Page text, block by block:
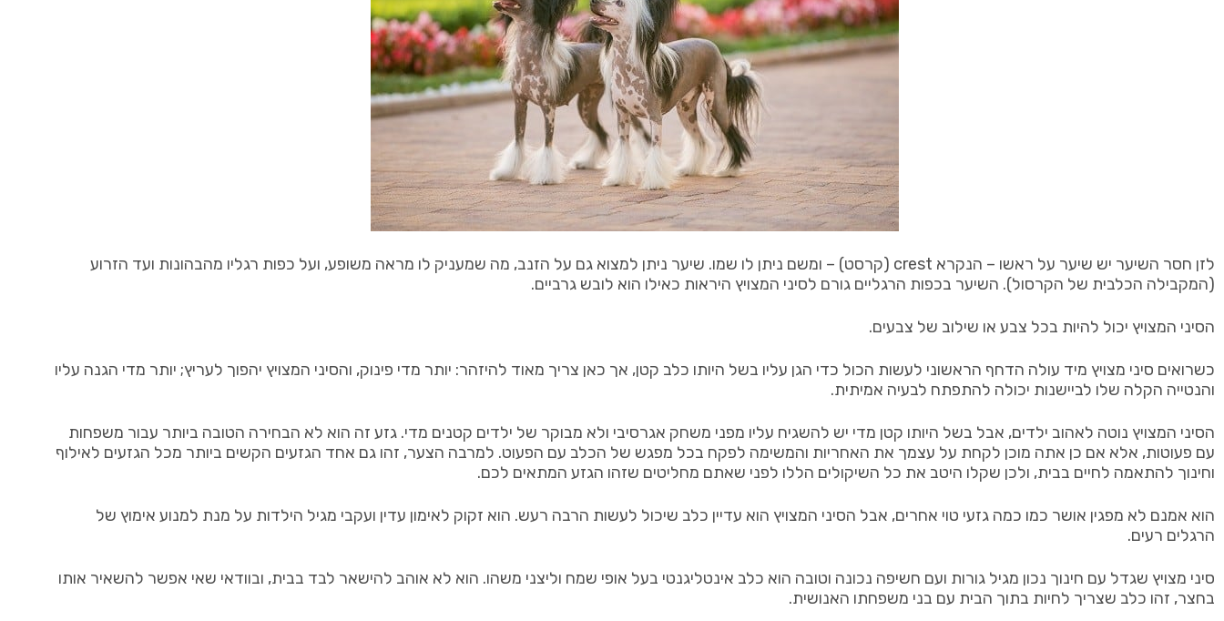
לזן חסר השיער יש שיער על ראשו – הנקרא crest (קרסט) – ומשם ניתן לו שמו. שיער ניתן למצוא גם על הזנב, מה שמעניק לו מראה משופע, ועל כפות רגליו מהבהונות ועד הזרוע
(המקבילה הכלבית של הקרסול). השיער בכפות הרגליים גורם לסיני המצויץ היראות כאילו הוא לובש גרביים.
הסיני המצויץ יכול להיות בכל צבע או שילוב של צבעים.
כשרואים סיני מצויץ מיד עולה הדחף הראשוני לעשות הכול כדי הגן עליו בשל היותו כלב קטן, אך כאן צריך מאוד להיזהר: יותר מדי פינוק, והסיני המצויץ יהפוך לעריץ; יותר מדי הגנה עליו
והנטייה הקלה שלו לביישנות יכולה להתפתח לבעיה אמיתית.
הסיני המצויץ נוטה לאהוב ילדים, אבל בשל היותו קטן מדי יש להשגיח עליו מפני משחק אגרסיבי ולא מבוקר של ילדים קטנים מדי. גזע זה הוא לא הבחירה הטובה ביותר עבור משפחות
עם פעוטות, אלא אם כן אתה מוכן לקחת על עצמך את האחריות והמשימה לפקח בכל מפגש של הכלב עם הפעוט. למרבה הצער, זהו גם אחד הגזעים הקשים ביותר מכל הגזעים לאילוף
וחינוך להתאמה לחיים בבית, ולכן שקלו היטב את כל השיקולים הללו לפני שאתם מחליטים שזהו הגזע המתאים לכם.
הוא אמנם לא מפגין אושר כמו כמה גזעי טוי אחרים, אבל הסיני המצויץ הוא עדיין כלב שיכול לעשות הרבה רעש. הוא זקוק לאימון עדין ועקבי מגיל הילדות על מנת למנוע אימוץ של
הרגלים רעים.
סיני מצויץ שגדל עם חינוך נכון מגיל גורות ועם חשיפה נכונה וטובה הוא כלב אינטליגנטי בעל אופי שמח וליצני משהו. הוא לא אוהב להישאר לבד בבית, ובוודאי שאי אפשר להשאיר אותו
בחצר, זהו כלב שצריך לחיות בתוך הבית עם בני משפחתו האנושית.